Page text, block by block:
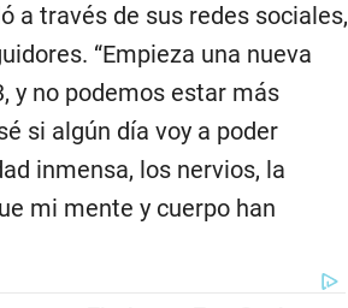
a través de sus redes sociales,
“Empieza una nueva
y no podemos estar más
si algún día voy a poder
inmensa, los nervios, la
mi mente y cuerpo han